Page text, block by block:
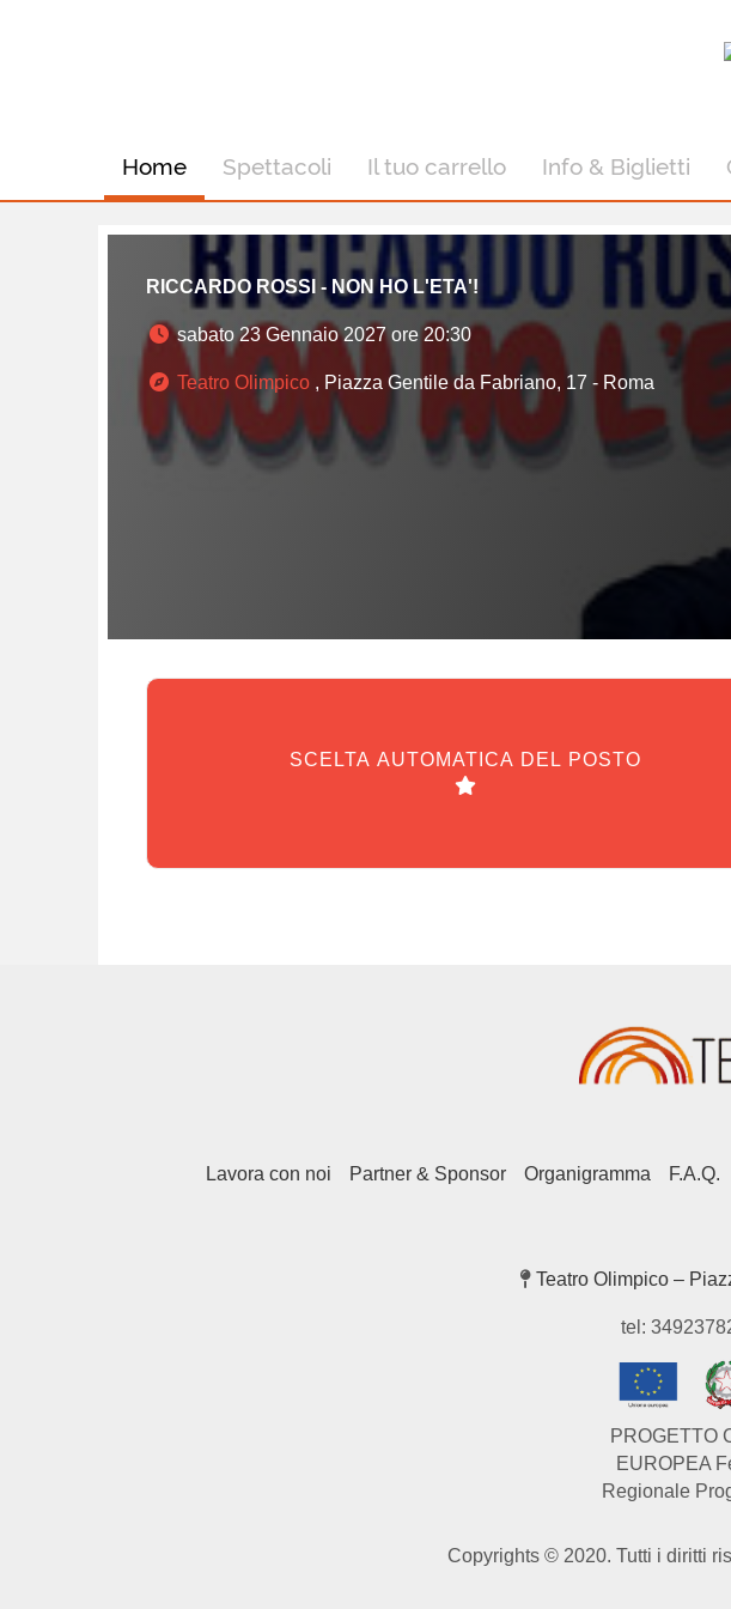
Home Spettacoli Il tuo carrello Info & Biglietti
RICCARDO ROSSI - NON HO L'ETA'!
sabato 23 Gennaio 2027 ore 20:30
Teatro Olimpico , Piazza Gentile da Fabriano, 17 - Roma
SCELTA AUTOMATICA DEL POSTO
Lavora con noi Partner & Sponsor Organigramma F.A.Q.
Teatro Olimpico –
tel:
PROGETTO
EUROPEA
Regionale
Copyrights © 2020. Tutti i diritti